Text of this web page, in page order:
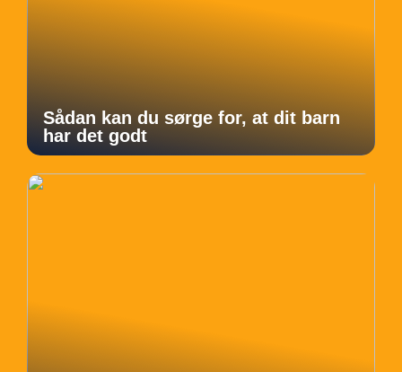
Sådan kan du sørge for, at dit barn
har det godt